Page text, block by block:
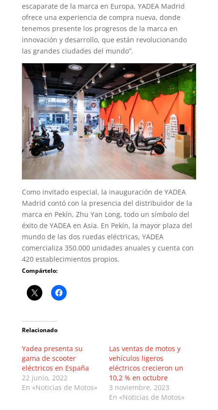
escaparate de la marca en Europa, YADEA Madrid
ofrece una experiencia de compra nueva, donde
tenemos presente los progresos de la marca en
innovación y desarrollo, que están revolucionando
las grandes ciudades del mundo”.
Como invitado especial, la inauguración de YADEA
Madrid contó con la presencia del distribuidor de la
marca en Pekín, Zhu Yan Long, todo un símbolo del
éxito de YADEA en Asia. En Pekín, la mayor plaza del
mundo de las dos ruedas eléctricas, YADEA
comercializa 350.000 unidades anuales y cuenta con
420 establecimientos propios.
Compártelo:
Relacionado
Yadea presenta su
gama de scooter
eléctricos en España
22 junio, 2022
En «Noticias de Motos»
Las ventas de motos y
vehículos ligeros
eléctricos crecieron un
10,2 % en octubre
3 noviembre, 2023
En «Noticias de Motos»